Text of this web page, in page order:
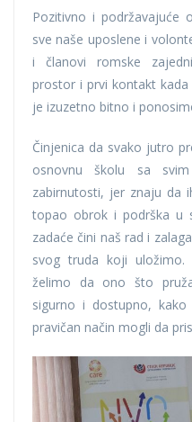
Pozitivno i podržavajuće
sve naše uposlene i
i članovi romske
prostor i prvi kontakt
je izuzetno bitno i
Činjenica da svako jutro
osnovnu školu sa
zabirnutosti, jer znaju da
topao obrok i podrška u
zadaće čini naš rad i
svog truda koji
želimo da ono što
sigurno i dostupno,
pravičan način mogli da